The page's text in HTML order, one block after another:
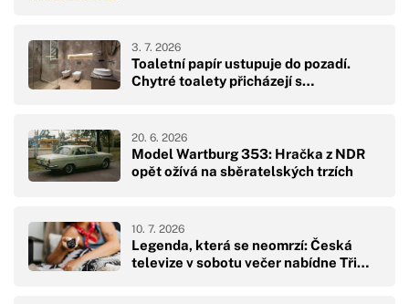
Toaletní papír ustupuje do pozadí.
Chytré toalety přicházejí s…
3. 7. 2026
Model Wartburg 353: Hračka z NDR
opět ožívá na sběratelských trzích
20. 6. 2026
Legenda, která se neomrzí: Česká
televize v sobotu večer nabídne Tři…
10. 7. 2026